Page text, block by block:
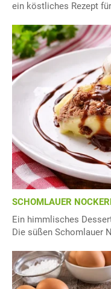
ein köstliches Rezept
SCHOMLAUER
Ein himmlisches
Die süßen Schomlauer